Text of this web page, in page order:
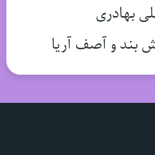
بهادری
بند و آصف آریا